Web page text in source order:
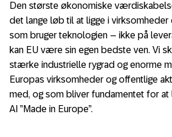
Den største økonomiske
det lange løb til at ligge i virksomheder
som bruger teknologien – ikke på
kan EU være sin egen bedste ven. Vi
stærke industrielle rygrad og enorme
Europas virksomheder og offentlige
med, og som bliver fundamentet for at
AI ”Made in Europe”.